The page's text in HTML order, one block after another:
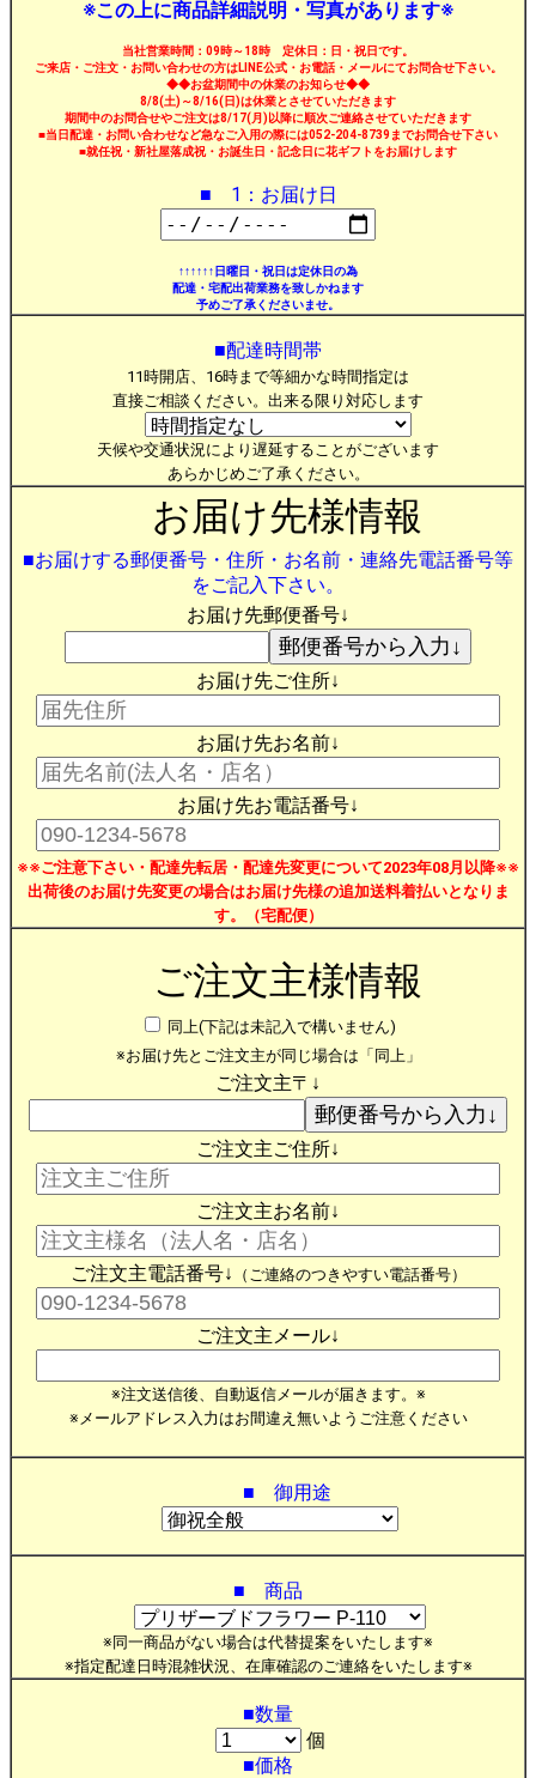
※この上に商品詳細説明・写真があります※
当社営業時間：09時～18時 定休日：日・祝日です。
ご来店・ご注文・お問い合わせの方はLINE公式・お電話・メールにてお問合せ下さい。
◆◆お盆期間中の休業のお知らせ◆◆
8/8(土)～8/16(日)は休業とさせていただきます
期間中のお問合せやご注文は8/17(月)以降に順次ご連絡させていただきます
■当日配達・お問い合わせなど急なご入用の際には052-204-8739までお問合せ下さい
■就任祝・新社屋落成祝・お誕生日・記念日に花ギフトをお届けします
■ 1：お届け日
↑↑↑↑↑↑日曜日・祝日は定休日の為
配達・宅配出荷業務を致しかねます
予めご了承くださいませ。
■配達時間帯
11時開店、16時まで等細かな時間指定は
直接ご相談ください。出来る限り対応します
天候や交通状況により遅延することがございます
あらかじめご了承ください。
お届け先様情報
■お届けする郵便番号・住所・お名前・連絡先電話番号等
をご記入下さい。
お届け先郵便番号↓
お届け先ご住所↓
お届け先お名前↓
お届け先お電話番号↓
※※ご注意下さい・配達先転居・配達先変更について2023年08月以降※※
出荷後のお届け先変更の場合はお届け先様の追加送料着払いとなりま
す。（宅配便）
ご注文主様情報
同上(下記は未記入で構いません)
※お届け先とご注文主が同じ場合は「同上」
ご注文主〒↓
ご注文主ご住所↓
ご注文主お名前↓
ご注文主電話番号↓ （ご連絡のつきやすい電話番号）
ご注文主メール↓
※注文送信後、自動返信メールが届きます。※
※メールアドレス入力はお間違え無いようご注意ください
■ 御用途
■ 商品
※同一商品がない場合は代替提案をいたします※
※指定配達日時混雑状況、在庫確認のご連絡をいたします※
■数量
個
■価格